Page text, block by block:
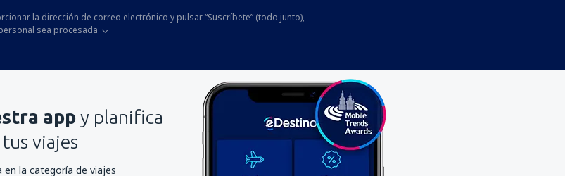
la dirección de correo electrónico y pulsar “Suscríbete” (todo junto),
sea procesada
app y planifica
viajes
la categoría de viajes